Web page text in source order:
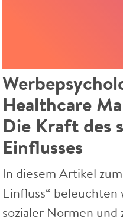
Healthcare
Die Kraft des
Einflusses
In diesem Artikel
Einfluss“
sozialer Normen und